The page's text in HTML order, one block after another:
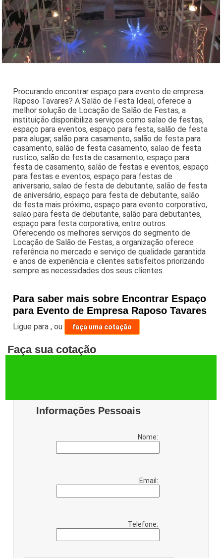
Procurando encontrar espaço para evento de empresa
Raposo Tavares? A Salão de Festa Ideal, oferece a
melhor solução de Locação de Salão de Festas, a
instituição disponibiliza serviços como salao de festas,
espaço para eventos, espaço para festa, salão de festa
para alugar, salão para casamento, salão de festa para
casamento, salão de festa casamento, salao de festa
rustico, salão de festa de casamento, espaço para
festa de casamento, salão de festas e eventos, espaço
para festas e eventos, espaço para festas de
aniversario, salao de festa de debutante, salão de festa
de aniversário, espaço para festa de debutante, salão
de festa mais próximo, espaço para evento corporativo,
salao para festa de debutante, salão para debutantes,
espaço para festa corporativa, entre outros.
Oferecendo os melhores serviços do segmento de
Locação de Salão de Festas, a organização oferece
referência no mercado e serviço de qualidade garantida
e anos de experiência e clientes satisfeitos priorizando
sempre as necessidades dos seus clientes.
Para saber mais sobre Encontrar Espaço
para Evento de Empresa Raposo Tavares
Ligue para,ou faça uma cotação
Faça sua cotação
Informações Pessoais
Nome:
Email:
Telefone: